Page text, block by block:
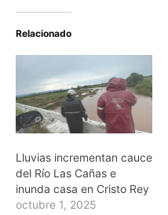
Relacionado
Lluvias incrementan cauce
del Río Las Cañas e
inunda casa en Cristo Rey
octubre 1, 2025